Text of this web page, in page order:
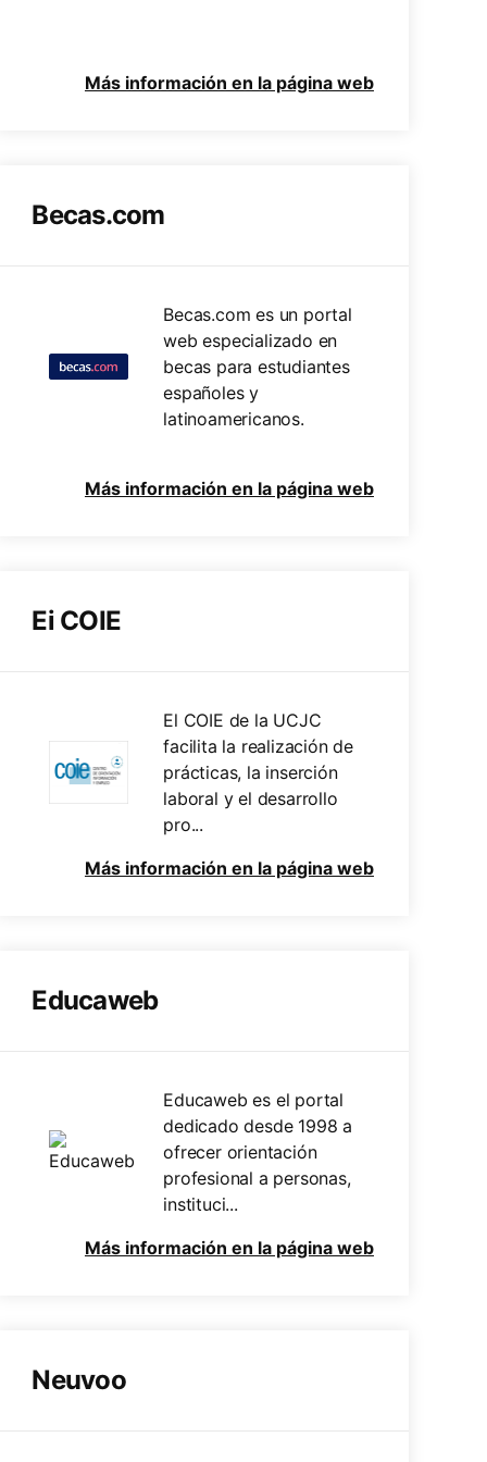
Más información en la página web
Becas.com
Becas.com es un portal
web especializado en
becas para estudiantes
españoles y
latinoamericanos.
Más información en la página web
Ei COIE
El COIE de la UCJC
facilita la realización de
prácticas, la inserción
laboral y el desarrollo
pro...
Más información en la página web
Educaweb
Educaweb es el portal
dedicado desde 1998 a
ofrecer orientación
profesional a personas,
instituci...
Más información en la página web
Neuvoo